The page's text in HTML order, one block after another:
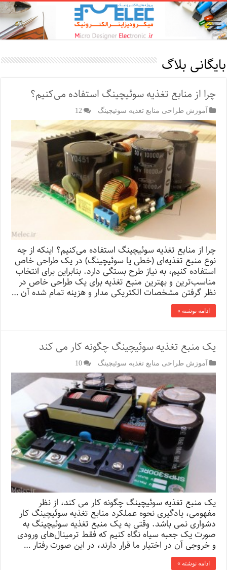
بایگانی بلاگ
چرا از منابع تغذیه سوئیچینگ استفاده می‌کنیم؟
آموزش طراحی منابع تغذیه سوئیچینگ 12
چرا از منابع تغذیه سوئیچینگ استفاده می‌کنیم؟ اینکه از چه
نوع منبع تغذیه‌ای (خطی یا سوئیچینگ) در یک طراحی خاص
استفاده کنیم، به نیاز طرح بستگی دارد. بنابراین برای انتخاب
مناسب‌ترین و بهترین منبع تغذیه برای یک طراحی خاص در
نظر گرفتن مشخصات الکتریکی مدار و هزینه تمام شده آن …
ادامه نوشته »
یک منبع تغذیه سوئیچینگ چگونه کار می کند
آموزش طراحی منابع تغذیه سوئیچینگ 10
یک منبع تغذیه سوئیچینگ چگونه کار می کند، از نظر
مفهومی، یادگیری نحوه عملکرد منابع تغذیه سوئیچینگ کار
دشواری نمی باشد. وقتی به یک منبع تغذیه سوئیچینگ به
صورت یک جعبه سیاه نگاه کنیم که فقط ترمینال‌های ورودی
و خروجی آن در اختیار ما قرار دارند، در این صورت رفتار …
ادامه نوشته »